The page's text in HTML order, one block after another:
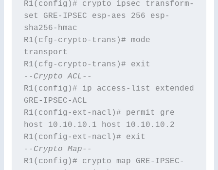
R1(config)# crypto ipsec transform-
set GRE-IPSEC esp-aes 256 esp-
sha256-hmac
R1(cfg-crypto-trans)# mode
transport
--Crypto ACL--
R1(config)# ip access-list extended
GRE-IPSEC-ACL
R1(config-ext-nacl)# permit gre
host 10.10.10.1 host 10.10.10.2
--Crypto Map--
R1(config)# crypto map GRE-IPSEC-